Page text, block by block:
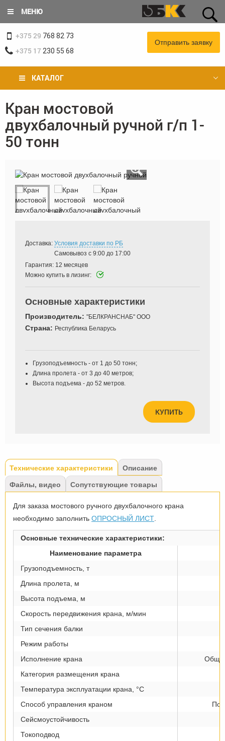
основному
содержанию
МЕНЮ
+375 29 768 82 73
+375 17 230 55 68
Отправить заявку
КАТАЛОГ
Вы
здесь
Кран мостовой
двухбалочный ручной г/п 1-
50 тонн
Доставка: Условия доставки по РБ
Самовывоз с 9:00 до 17:00
Гарантия: 12 месяцев
Можно купить в лизинг:
Основные характеристики
Производитель: "БЕЛКРАНСНАБ" ООО
Страна: Республика Беларусь
КУПИТЬ
Грузоподъемность - от 1 до 50 тонн;
Длина пролета - от 3 до 40 метров;
Высота подъема - до 52 метров.
Tabs
Технические характеристики (активная
вкладка)
Описание
Файлы, видео Сопутствующие товары
Для заказа мостового ручного двухбалочного крана
необходимо заполнить ОПРОСНЫЙ ЛИСТ.
Основные технические характеристики:
Наименование параметра
Грузоподъемность, т
Длина пролета, м
Высота подъема, м
Скорость передвижения крана, м/мин
Тип сечения балки
Режим работы
Исполнение крана
Категория размещения крана
Температура эксплуатации крана, °С
Способ управления краном
Сейсмоустойчивость
Токоподвод